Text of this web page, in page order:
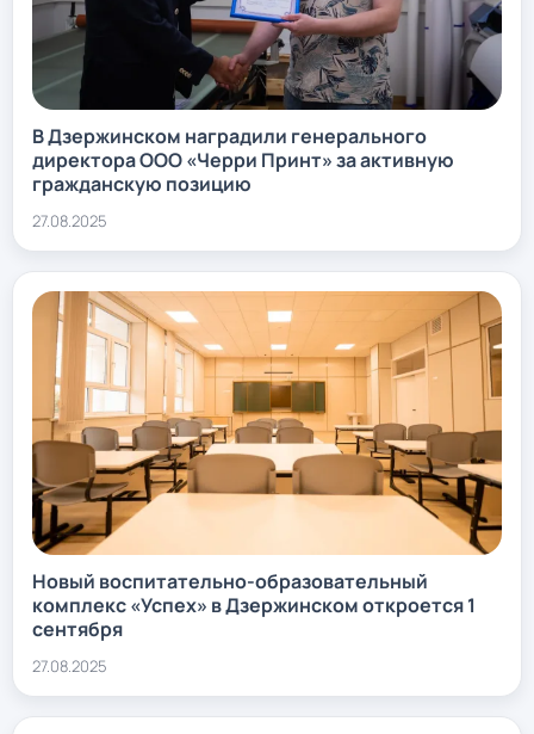
В Дзержинском наградили генерального
директора ООО «Черри Принт» за активную
гражданскую позицию
27.08.2025
Новый воспитательно-образовательный
комплекс «Успех» в Дзержинском откроется 1
сентября
27.08.2025